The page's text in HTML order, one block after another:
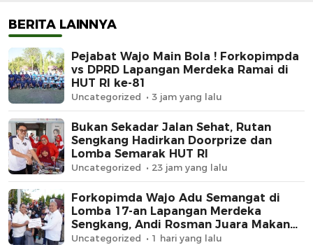
BERITA LAINNYA
Pejabat Wajo Main Bola ! Forkopimpda
vs DPRD Lapangan Merdeka Ramai di
HUT RI ke-81
Uncategorized 3 jam yang lalu
Bukan Sekadar Jalan Sehat, Rutan
Sengkang Hadirkan Doorprize dan
Lomba Semarak HUT RI
Uncategorized 23 jam yang lalu
Forkopimda Wajo Adu Semangat di
Lomba 17-an Lapangan Merdeka
Sengkang, Andi Rosman Juara Makan
Krupuk
Uncategorized 1 hari yang lalu